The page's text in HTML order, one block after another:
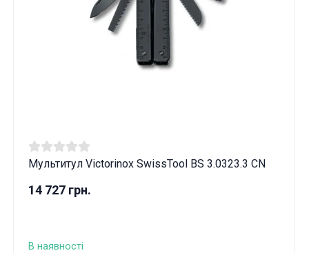
Мультитул Victorinox SwissTool BS 3.0323.3 CN
14 727 грн.
В наявності